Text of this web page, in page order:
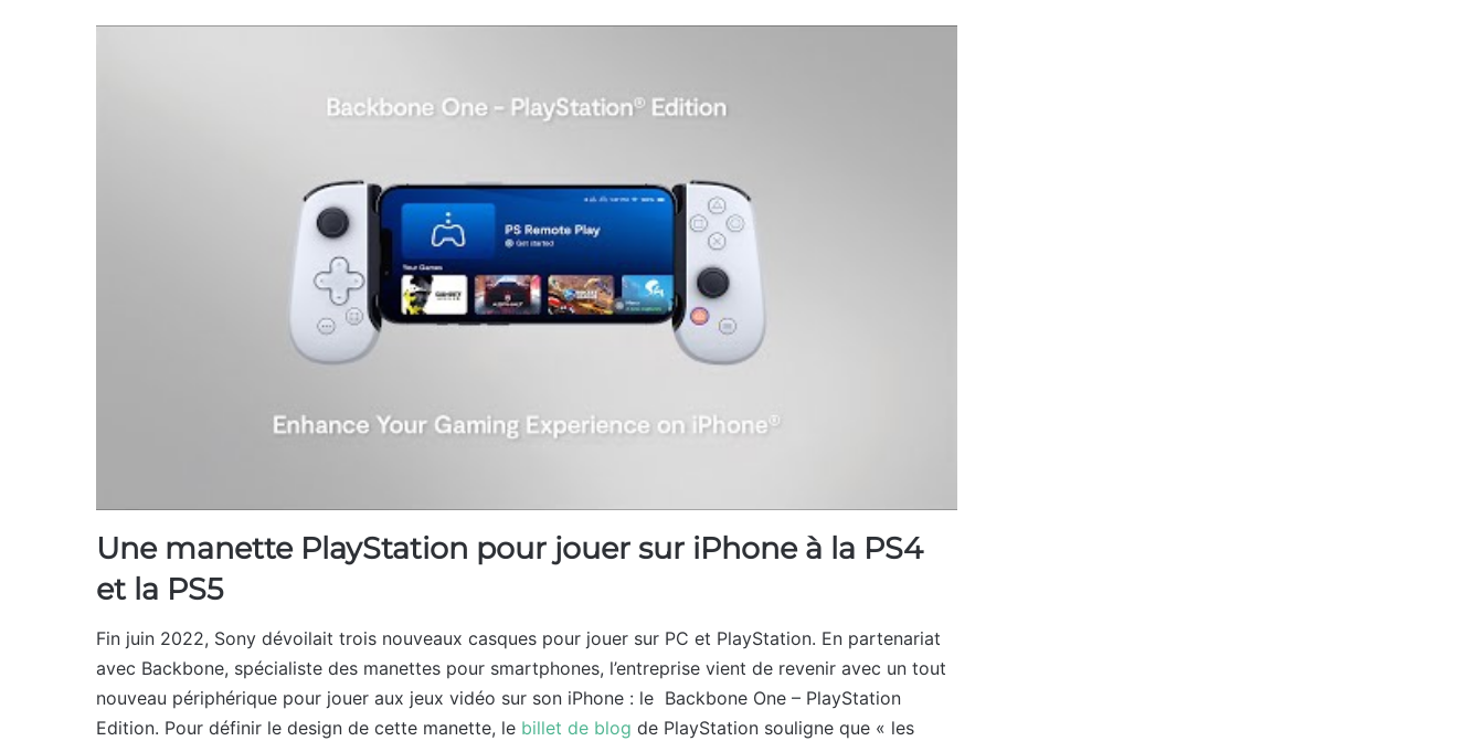
Une manette PlayStation pour jouer sur iPhone à la PS4
et la PS5
Fin juin 2022, Sony dévoilait trois nouveaux casques pour jouer sur PC et PlayStation. En partenariat
avec Backbone, spécialiste des manettes pour smartphones, l’entreprise vient de revenir avec un tout
nouveau périphérique pour jouer aux jeux vidéo sur son iPhone : le Backbone One – PlayStation
Edition. Pour définir le design de cette manette, le billet de blog de PlayStation souligne que « les